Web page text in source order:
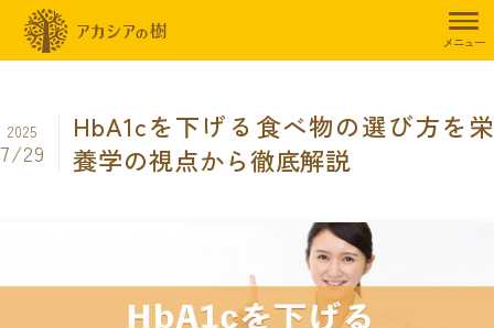
メニュー
トップページ 暮らしのお役立ち情報 HbA1cを下げる
HbA1cを下げる食べ物の選び方を栄
養学の視点から徹底解説
2025
7/29